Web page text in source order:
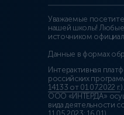
Уважаемые
нашей школы! Любые
источником
Данные в формах
Интерактивная
российских
14133 от 01.07.2022 г.).
ООО «ИНТЕРДА»
вида деятельности